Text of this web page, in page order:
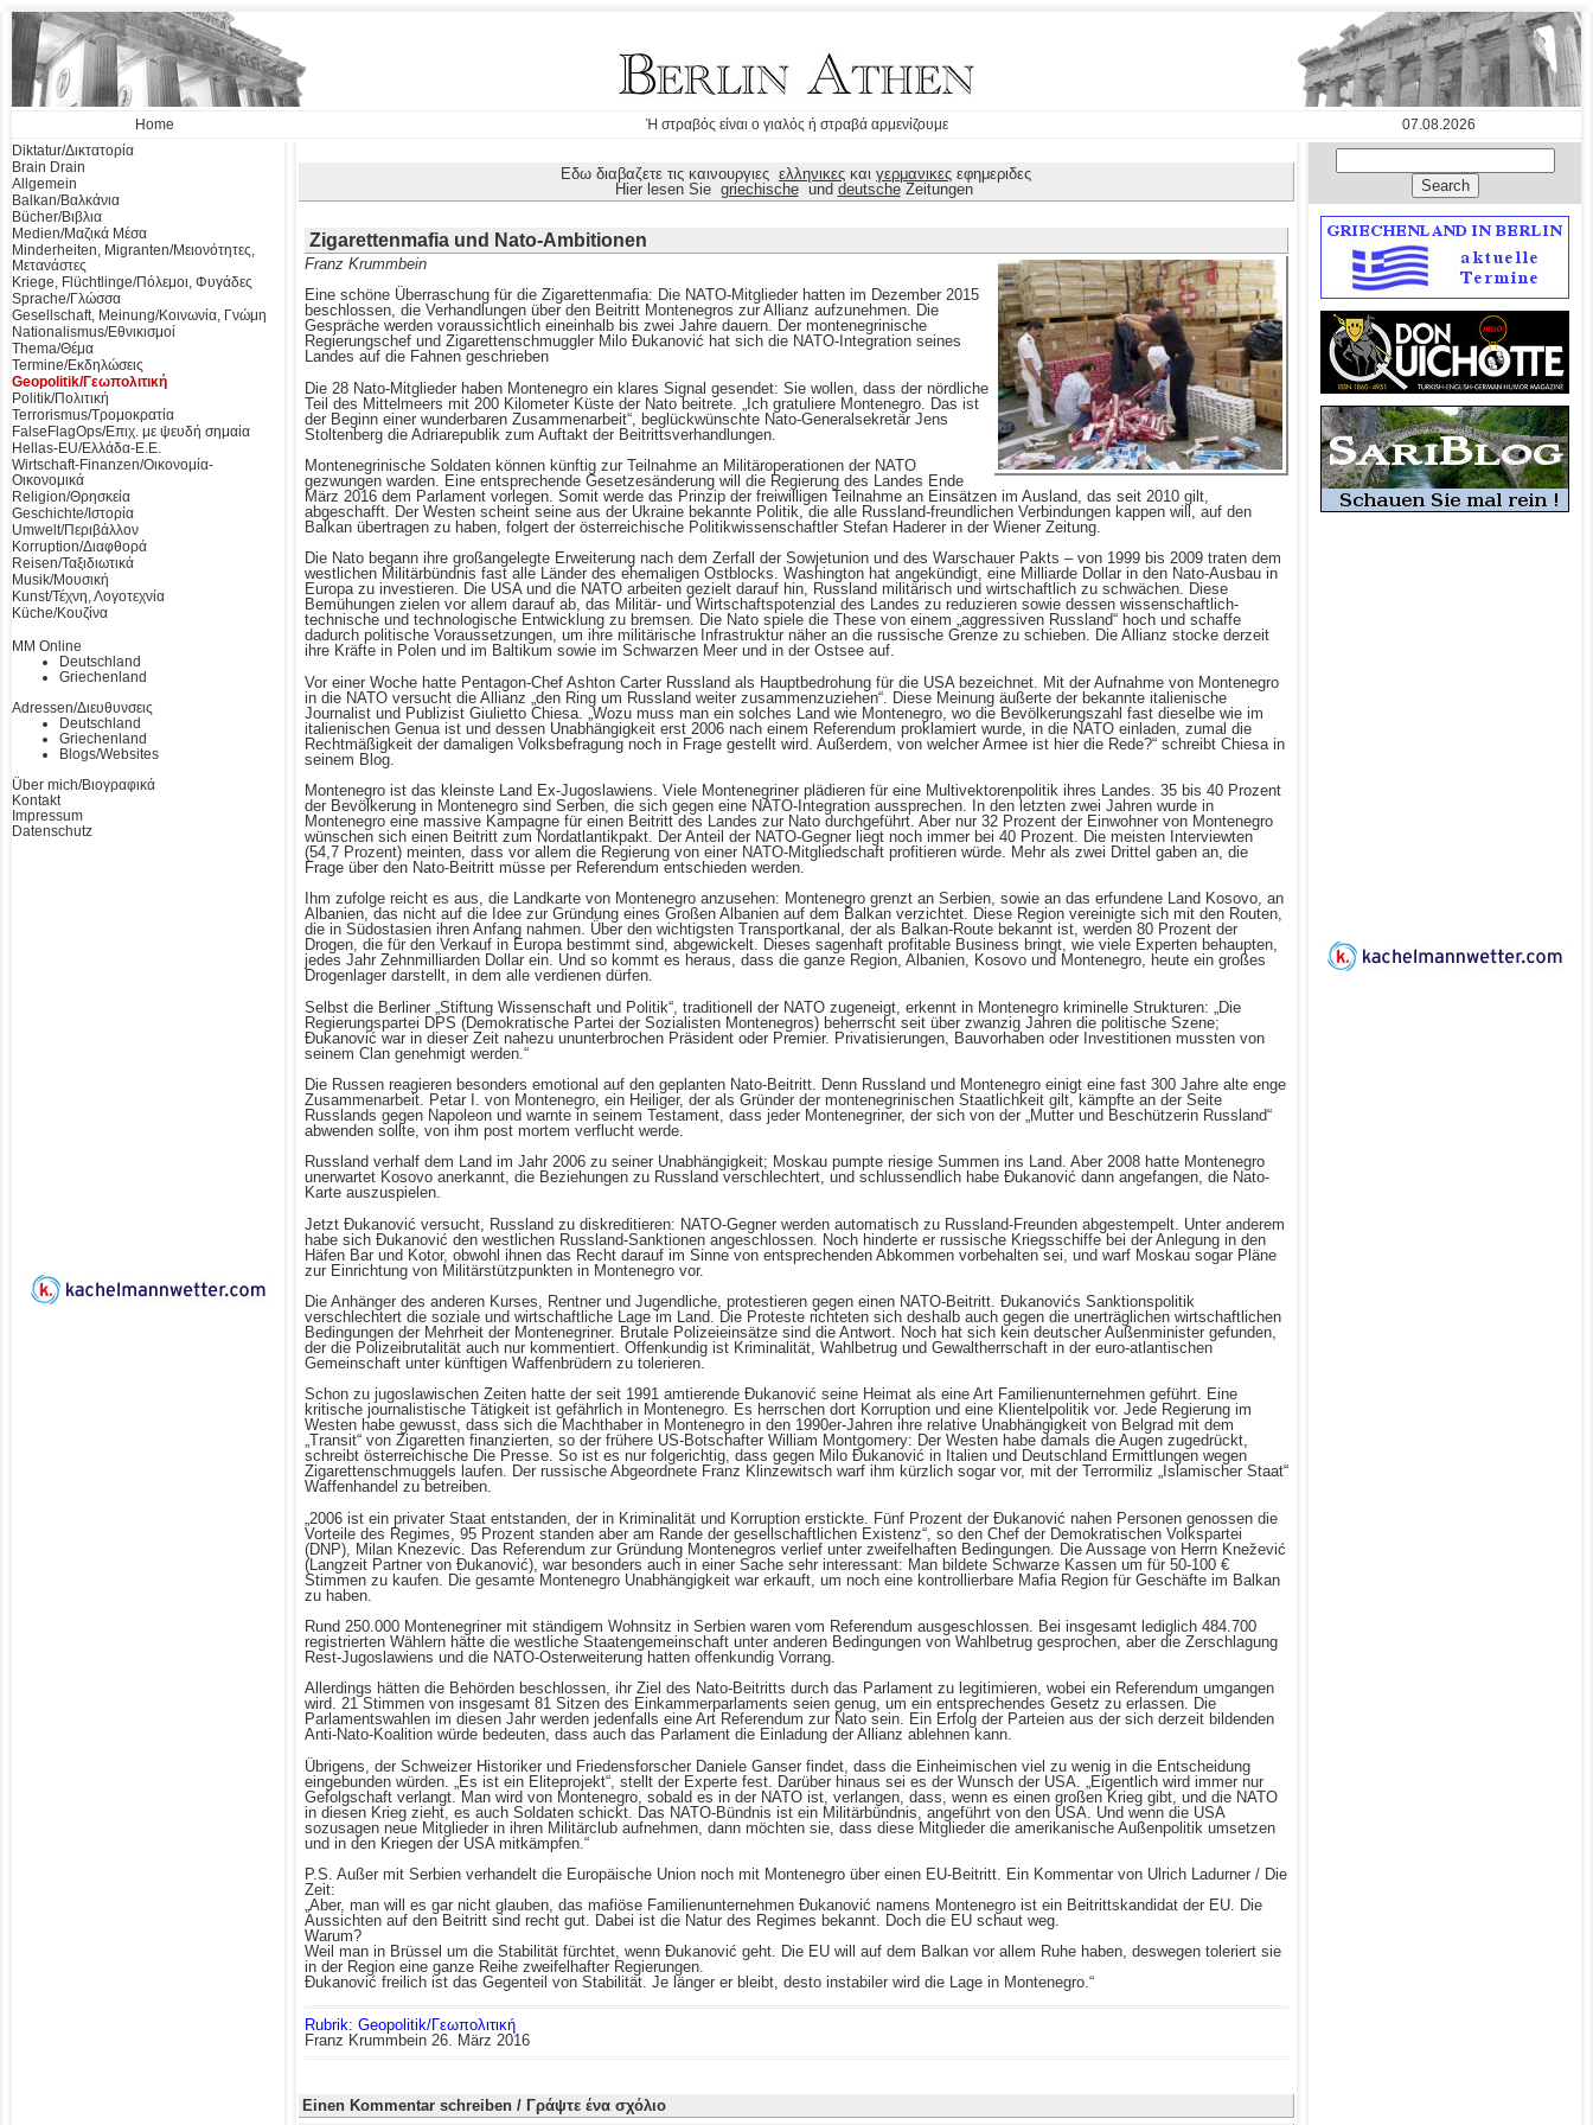
Home Ή στραβός είναι ο γιαλός ή στραβά αρμενίζουμε
07.08.2026
Diktatur/Δικτατορία
Brain Drain
Allgemein
Balkan/Βαλκάνια
Bücher/Βιβλια
Medien/Μαζικά Μέσα
Minderheiten, Migranten/Μειονότητες,
Μετανάστες
Kriege, Flüchtlinge/Πόλεμοι, Φυγάδες
Sprache/Γλώσσα
Gesellschaft, Meinung/Κοινωνία, Γνώμη
Nationalismus/Εθνικισμοί
Thema/Θέμα
Termine/Εκδηλώσεις
Geopolitik/Γεωπολιτική
Politik/Πολιτική
Terrorismus/Τρομοκρατία
FalseFlagOps/Επιχ. με ψευδή σημαία
Hellas-EU/Ελλάδα-Ε.Ε.
Wirtschaft-Finanzen/Οικονομία-
Οικονομικά
Religion/Θρησκεία
Geschichte/Ιστορία
Umwelt/Περιβάλλον
Korruption/Διαφθορά
Reisen/Ταξιδιωτικά
Musik/Μουσική
Kunst/Τέχνη, Λογοτεχνία
Küche/Κουζίνα
MM Online
Deutschland
Griechenland
Adressen/Διευθυνσεις
Deutschland
Griechenland
Blogs/Websites
Über mich/Βιογραφικά
Kontakt
Impressum
Datenschutz
Εδω διαβαζετε τις καινουργιες ελληνικες και γερμανικες εφημεριδες
Hier lesen Sie griechischeund deutscheZeitungen
Zigarettenmafia und Nato-Ambitionen
Franz Krummbein
Eine schöne Überraschung für die Zigarettenmafia: Die NATO-Mitglieder hatten im Dezember 2015
beschlossen, die Verhandlungen über den Beitritt Montenegros zur Allianz aufzunehmen. Die
Gespräche werden voraussichtlich eineinhalb bis zwei Jahre dauern. Der montenegrinische
Regierungschef und Zigarettenschmuggler Milo Ðukanović hat sich die NATO-Integration seines
Landes auf die Fahnen geschrieben
Die 28 Nato-Mitglieder haben Montenegro ein klares Signal gesendet: Sie wollen, dass der nördliche
Teil des Mittelmeers mit 200 Kilometer Küste der Nato beitrete. „Ich gratuliere Montenegro. Das ist
der Beginn einer wunderbaren Zusammenarbeit“, beglückwünschte Nato-Generalsekretär Jens
Stoltenberg die Adriarepublik zum Auftakt der Beitrittsverhandlungen.
Montenegrinische Soldaten können künftig zur Teilnahme an Militäroperationen der NATO
gezwungen warden. Eine entsprechende Gesetzesänderung will die Regierung des Landes Ende
März 2016 dem Parlament vorlegen. Somit werde das Prinzip der freiwilligen Teilnahme an Einsätzen im Ausland, das seit 2010 gilt,
abgeschafft. Der Westen scheint seine aus der Ukraine bekannte Politik, die alle Russland-freundlichen Verbindungen kappen will, auf den
Balkan übertragen zu haben, folgert der österreichische Politikwissenschaftler Stefan Haderer in der Wiener Zeitung.
Die Nato begann ihre großangelegte Erweiterung nach dem Zerfall der Sowjetunion und des Warschauer Pakts – von 1999 bis 2009 traten dem
westlichen Militärbündnis fast alle Länder des ehemaligen Ostblocks. Washington hat angekündigt, eine Milliarde Dollar in den Nato-Ausbau in
Europa zu investieren. Die USA und die NATO arbeiten gezielt darauf hin, Russland militärisch und wirtschaftlich zu schwächen. Diese
Bemühungen zielen vor allem darauf ab, das Militär- und Wirtschaftspotenzial des Landes zu reduzieren sowie dessen wissenschaftlich-
technische und technologische Entwicklung zu bremsen. Die Nato spiele die These von einem „aggressiven Russland“ hoch und schaffe
dadurch politische Voraussetzungen, um ihre militärische Infrastruktur näher an die russische Grenze zu schieben. Die Allianz stocke derzeit
ihre Kräfte in Polen und im Baltikum sowie im Schwarzen Meer und in der Ostsee auf.
Vor einer Woche hatte Pentagon-Chef Ashton Carter Russland als Hauptbedrohung für die USA bezeichnet. Mit der Aufnahme von Montenegro
in die NATO versucht die Allianz „den Ring um Russland weiter zusammenzuziehen“. Diese Meinung äußerte der bekannte italienische
Journalist und Publizist Giulietto Chiesa. „Wozu muss man ein solches Land wie Montenegro, wo die Bevölkerungszahl fast dieselbe wie im
italienischen Genua ist und dessen Unabhängigkeit erst 2006 nach einem Referendum proklamiert wurde, in die NATO einladen, zumal die
Rechtmäßigkeit der damaligen Volksbefragung noch in Frage gestellt wird. Außerdem, von welcher Armee ist hier die Rede?“ schreibt Chiesa in
seinem Blog.
Montenegro ist das kleinste Land Ex-Jugoslawiens. Viele Montenegriner plädieren für eine Multivektorenpolitik ihres Landes. 35 bis 40 Prozent
der Bevölkerung in Montenegro sind Serben, die sich gegen eine NATO-Integration aussprechen. In den letzten zwei Jahren wurde in
Montenegro eine massive Kampagne für einen Beitritt des Landes zur Nato durchgeführt. Aber nur 32 Prozent der Einwohner von Montenegro
wünschen sich einen Beitritt zum Nordatlantikpakt. Der Anteil der NATO-Gegner liegt noch immer bei 40 Prozent. Die meisten Interviewten
(54,7 Prozent) meinten, dass vor allem die Regierung von einer NATO-Mitgliedschaft profitieren würde. Mehr als zwei Drittel gaben an, die
Frage über den Nato-Beitritt müsse per Referendum entschieden werden.
Ihm zufolge reicht es aus, die Landkarte von Montenegro anzusehen: Montenegro grenzt an Serbien, sowie an das erfundene Land Kosovo, an
Albanien, das nicht auf die Idee zur Gründung eines Großen Albanien auf dem Balkan verzichtet. Diese Region vereinigte sich mit den Routen,
die in Südostasien ihren Anfang nahmen. Über den wichtigsten Transportkanal, der als Balkan-Route bekannt ist, werden 80 Prozent der
Drogen, die für den Verkauf in Europa bestimmt sind, abgewickelt. Dieses sagenhaft profitable Business bringt, wie viele Experten behaupten,
jedes Jahr Zehnmilliarden Dollar ein. Und so kommt es heraus, dass die ganze Region, Albanien, Kosovo und Montenegro, heute ein großes
Drogenlager darstellt, in dem alle verdienen dürfen.
Selbst die Berliner „Stiftung Wissenschaft und Politik“, traditionell der NATO zugeneigt, erkennt in Montenegro kriminelle Strukturen: „Die
Regierungspartei DPS (Demokratische Partei der Sozialisten Montenegros) beherrscht seit über zwanzig Jahren die politische Szene;
Ðukanović war in dieser Zeit nahezu ununterbrochen Präsident oder Premier. Privatisierungen, Bauvorhaben oder Investitionen mussten von
seinem Clan genehmigt werden.“
Die Russen reagieren besonders emotional auf den geplanten Nato-Beitritt. Denn Russland und Montenegro einigt eine fast 300 Jahre alte enge
Zusammenarbeit. Petar I. von Montenegro, ein Heiliger, der als Gründer der montenegrinischen Staatlichkeit gilt, kämpfte an der Seite
Russlands gegen Napoleon und warnte in seinem Testament, dass jeder Montenegriner, der sich von der „Mutter und Beschützerin Russland“
abwenden sollte, von ihm post mortem verflucht werde.
Russland verhalf dem Land im Jahr 2006 zu seiner Unabhängigkeit; Moskau pumpte riesige Summen ins Land. Aber 2008 hatte Montenegro
unerwartet Kosovo anerkannt, die Beziehungen zu Russland verschlechtert, und schlussendlich habe Ðukanović dann angefangen, die Nato-
Karte auszuspielen.
Jetzt Ðukanović versucht, Russland zu diskreditieren: NATO-Gegner werden automatisch zu Russland-Freunden abgestempelt. Unter anderem
habe sich Ðukanović den westlichen Russland-Sanktionen angeschlossen. Noch hinderte er russische Kriegsschiffe bei der Anlegung in den
Häfen Bar und Kotor, obwohl ihnen das Recht darauf im Sinne von entsprechenden Abkommen vorbehalten sei, und warf Moskau sogar Pläne
zur Einrichtung von Militärstützpunkten in Montenegro vor.
Die Anhänger des anderen Kurses, Rentner und Jugendliche, protestieren gegen einen NATO-Beitritt. Ðukanovićs Sanktionspolitik
verschlechtert die soziale und wirtschaftliche Lage im Land. Die Proteste richteten sich deshalb auch gegen die unerträglichen wirtschaftlichen
Bedingungen der Mehrheit der Montenegriner. Brutale Polizeieinsätze sind die Antwort. Noch hat sich kein deutscher Außenminister gefunden,
der die Polizeibrutalität auch nur kommentiert. Offenkundig ist Kriminalität, Wahlbetrug und Gewaltherrschaft in der euro-atlantischen
Gemeinschaft unter künftigen Waffenbrüdern zu tolerieren.
Schon zu jugoslawischen Zeiten hatte der seit 1991 amtierende Ðukanović seine Heimat als eine Art Familienunternehmen geführt. Eine
kritische journalistische Tätigkeit ist gefährlich in Montenegro. Es herrschen dort Korruption und eine Klientelpolitik vor. Jede Regierung im
Westen habe gewusst, dass sich die Machthaber in Montenegro in den 1990er-Jahren ihre relative Unabhängigkeit von Belgrad mit dem
„Transit“ von Zigaretten finanzierten, so der frühere US-Botschafter William Montgomery: Der Westen habe damals die Augen zugedrückt,
schreibt österreichische Die Presse. So ist es nur folgerichtig, dass gegen Milo Ðukanović in Italien und Deutschland Ermittlungen wegen
Zigarettenschmuggels laufen. Der russische Abgeordnete Franz Klinzewitsch warf ihm kürzlich sogar vor, mit der Terrormiliz „Islamischer Staat“
Waffenhandel zu betreiben.
„2006 ist ein privater Staat entstanden, der in Kriminalität und Korruption erstickte. Fünf Prozent der Ðukanović nahen Personen genossen die
Vorteile des Regimes, 95 Prozent standen aber am Rande der gesellschaftlichen Existenz“, so den Chef der Demokratischen Volkspartei
(DNP), Milan Knezevic. Das Referendum zur Gründung Montenegros verlief unter zweifelhaften Bedingungen. Die Aussage von Herrn Knežević
(Langzeit Partner von Ðukanović), war besonders auch in einer Sache sehr interessant: Man bildete Schwarze Kassen um für 50-100 €
Stimmen zu kaufen. Die gesamte Montenegro Unabhängigkeit war erkauft, um noch eine kontrollierbare Mafia Region für Geschäfte im Balkan
zu haben.
Rund 250.000 Montenegriner mit ständigem Wohnsitz in Serbien waren vom Referendum ausgeschlossen. Bei insgesamt lediglich 484.700
registrierten Wählern hätte die westliche Staatengemeinschaft unter anderen Bedingungen von Wahlbetrug gesprochen, aber die Zerschlagung
Rest-Jugoslawiens und die NATO-Osterweiterung hatten offenkundig Vorrang.
Allerdings hätten die Behörden beschlossen, ihr Ziel des Nato-Beitritts durch das Parlament zu legitimieren, wobei ein Referendum umgangen
wird. 21 Stimmen von insgesamt 81 Sitzen des Einkammerparlaments seien genug, um ein entsprechendes Gesetz zu erlassen. Die
Parlamentswahlen im diesen Jahr werden jedenfalls eine Art Referendum zur Nato sein. Ein Erfolg der Parteien aus der sich derzeit bildenden
Anti-Nato-Koalition würde bedeuten, dass auch das Parlament die Einladung der Allianz ablehnen kann.
Übrigens, der Schweizer Historiker und Friedensforscher Daniele Ganser findet, dass die Einheimischen viel zu wenig in die Entscheidung
eingebunden würden. „Es ist ein Eliteprojekt“, stellt der Experte fest. Darüber hinaus sei es der Wunsch der USA. „Eigentlich wird immer nur
Gefolgschaft verlangt. Man wird von Montenegro, sobald es in der NATO ist, verlangen, dass, wenn es einen großen Krieg gibt, und die NATO
in diesen Krieg zieht, es auch Soldaten schickt. Das NATO-Bündnis ist ein Militärbündnis, angeführt von den USA. Und wenn die USA
sozusagen neue Mitglieder in ihren Militärclub aufnehmen, dann möchten sie, dass diese Mitglieder die amerikanische Außenpolitik umsetzen
und in den Kriegen der USA mitkämpfen.“
P.S. Außer mit Serbien verhandelt die Europäische Union noch mit Montenegro über einen EU-Beitritt. Ein Kommentar von Ulrich Ladurner / Die
Zeit:
„Aber, man will es gar nicht glauben, das mafiöse Familienunternehmen Ðukanović namens Montenegro ist ein Beitrittskandidat der EU. Die
Aussichten auf den Beitritt sind recht gut. Dabei ist die Natur des Regimes bekannt. Doch die EU schaut weg.
Warum?
Weil man in Brüssel um die Stabilität fürchtet, wenn Ðukanović geht. Die EU will auf dem Balkan vor allem Ruhe haben, deswegen toleriert sie
in der Region eine ganze Reihe zweifelhafter Regierungen.
Ðukanović freilich ist das Gegenteil von Stabilität. Je länger er bleibt, desto instabiler wird die Lage in Montenegro.“
Rubrik: Geopolitik/Γεωπολιτική
Franz Krummbein 26. März 2016
Einen Kommentar schreiben / Γράψτε ένα σχόλιο